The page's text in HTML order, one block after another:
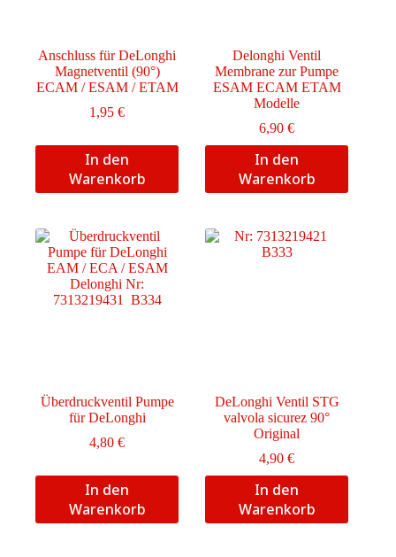
Anschluss für DeLonghi
Magnetventil (90°)
ECAM / ESAM / ETAM
1,95€
In den
Warenkorb
Delonghi Ventil
Membrane zur Pumpe
ESAM ECAM ETAM
Modelle
6,90€
In den
Warenkorb
Überdruckventil Pumpe
für DeLonghi
4,80€
In den
Warenkorb
DeLonghi Ventil STG
valvola sicurez 90°
Original
4,90€
In den
Warenkorb